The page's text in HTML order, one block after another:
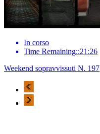
In corso
Time Remaining::21:26
Weekend sopravvissuti N. 197